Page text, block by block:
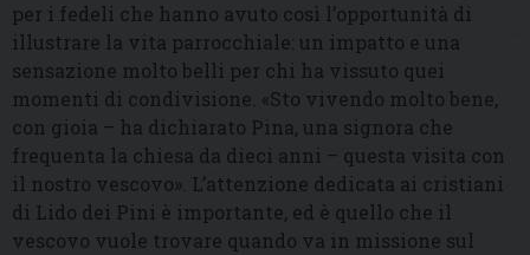
per i fedeli che hanno avuto così l’opportunità di
illustrare la vita parrocchiale: un impatto e una
sensazione molto belli per chi ha vissuto quei
momenti di condivisione. «Sto vivendo molto bene,
con gioia – ha dichiarato Pina, una signora che
frequenta la chiesa da dieci anni – questa visita con
il nostro vescovo». L’attenzione dedicata ai cristiani
di Lido dei Pini è importante, ed è quello che il
vescovo vuole trovare quando va in missione sul